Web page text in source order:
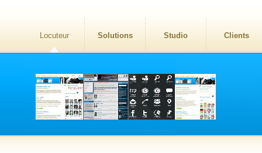
Locuteur Solutions Studio Clients